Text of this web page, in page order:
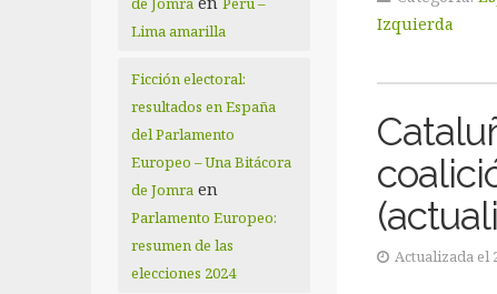
Lima amarilla
Ficción electoral:
resultados en España
del Parlamento
Europeo – Una Bitácora
de Jomra en
Parlamento Europeo:
resumen de las
elecciones 2024
Izquierda
Actualizada el